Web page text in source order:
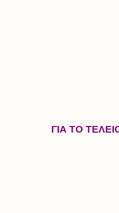
ΓΙΑ ΤΟ